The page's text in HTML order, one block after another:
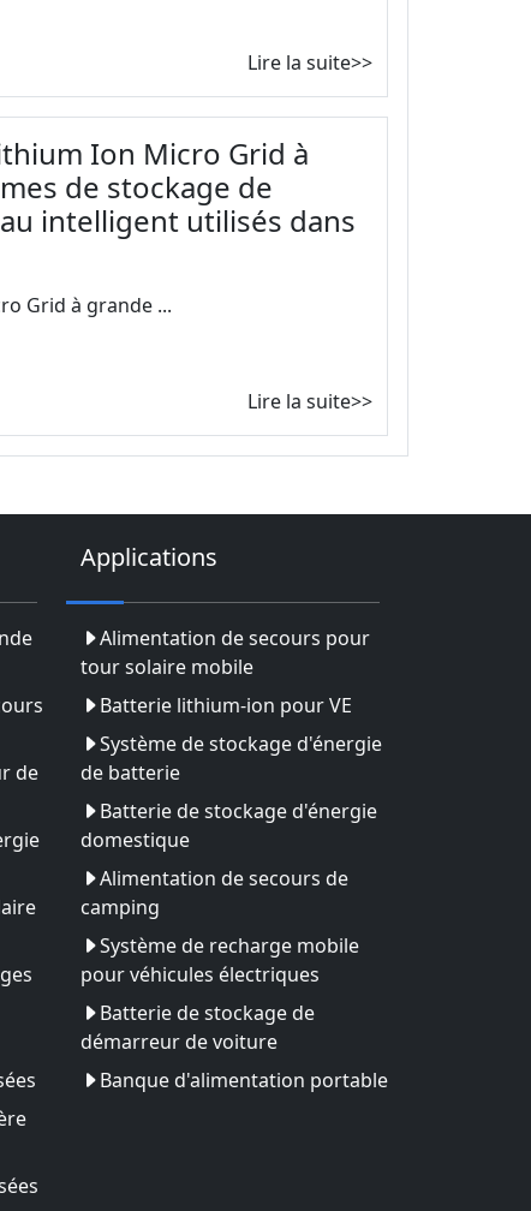
Lire la suite>>
Ion Micro Grid à
de stockage de
intelligent utilisés dans
Grid à grande ...
Lire la suite>>
de
Applications
Alimentation de secours pour
tour solaire mobile
Batterie lithium-ion pour VE
Système de stockage d'énergie
de batterie
Batterie de stockage d'énergie
domestique
Alimentation de secours de
camping
Système de recharge mobile
pour véhicules électriques
Batterie de stockage de
démarreur de voiture
Banque d'alimentation portable